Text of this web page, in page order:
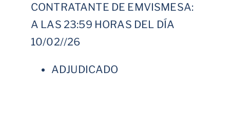
CONTRATANTE DE EMVISMESA:
A LAS 23:59 HORAS DEL DÍA
10/02//26
ADJUDICADO